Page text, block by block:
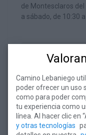
de Montesclaros
a sábado, de 10:30
Camino Lebaniego
poder ofrecer un uso
como para poder
tu experiencia como
línea. Al hacer clic en
y otras tecnologías